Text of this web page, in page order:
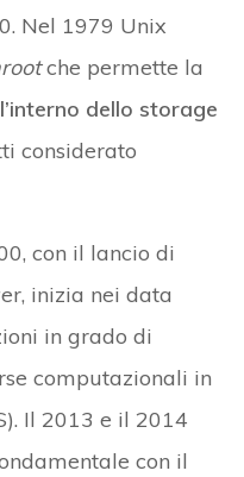
Nel 1979 Unix
che permette la
dello storage
considerato
con il lancio di
inizia nei data
in grado di
computazionali in
Il 2013 e il 2014
con il